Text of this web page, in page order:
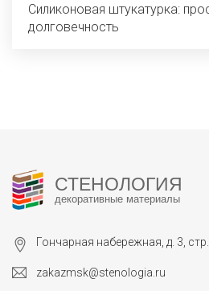
Силиконовая штукатурка:
долговечность
СТЕНОЛОГИЯ
декоративные материалы
Гончарная набережная, д. 3,
zakazmsk@stenologia.ru